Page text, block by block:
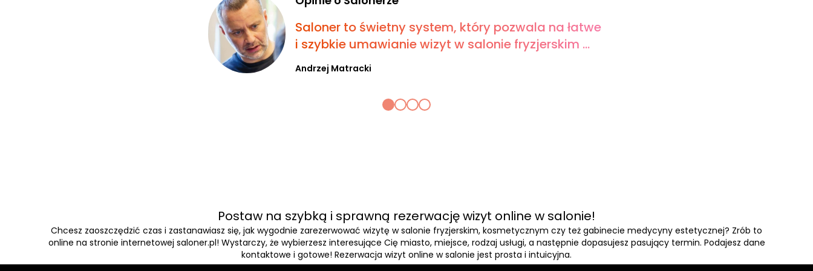
Saloner to świetny system, który pozwala na łatwe
i szybkie umawianie wizyt w salonie fryzjerskim ...
Andrzej Matracki
Postaw na szybką i sprawną rezerwację wizyt online w salonie!
Chcesz zaoszczędzić czas i zastanawiasz się, jak wygodnie zarezerwować wizytę w salonie fryzjerskim, kosmetycznym czy też gabinecie medycyny estetycznej? Zrób to
online na stronie internetowej saloner.pl! Wystarczy, że wybierzesz interesujące Cię miasto, miejsce, rodzaj usługi, a następnie dopasujesz pasujący termin. Podajesz dane
kontaktowe i gotowe! Rezerwacja wizyt online w salonie jest prosta i intuicyjna.